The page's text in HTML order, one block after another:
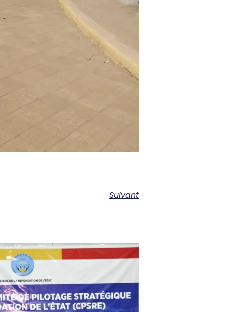
Suivant